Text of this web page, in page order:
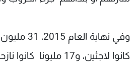
وفي نهاية
كانوا لاجئين، و17 مليونا كانوا نازحين داخل بلدانهم.